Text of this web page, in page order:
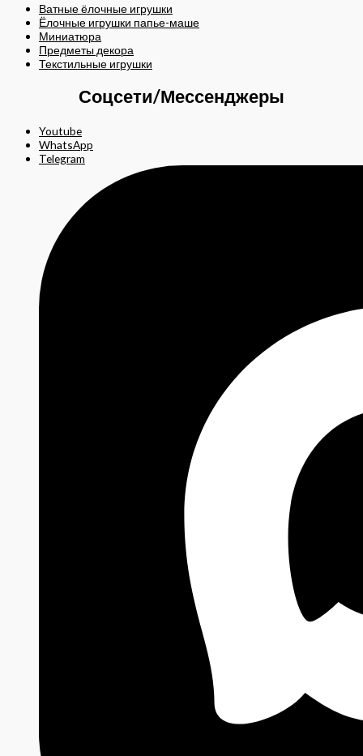
Ватные ёлочные игрушки
Ёлочные игрушки папье-маше
Миниатюра
Предметы декора
Текстильные игрушки
Соцсети/Мессенджеры
Youtube
WhatsApp
Telegram